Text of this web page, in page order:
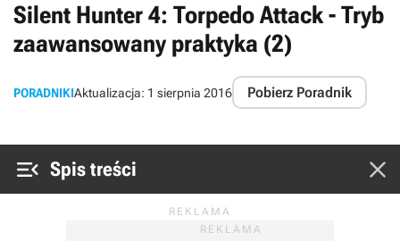
Silent Hunter 4: Torpedo Attack - Tryb
zaawansowany praktyka (2)
PORADNIKIAktualizacja: 1 sierpnia 2016 Pobierz Poradnik
 Spis treści 